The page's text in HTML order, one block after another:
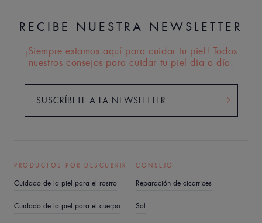
RECIBE NUESTRA NEWSLETTER
¡Siempre estamos aquí para cuidar tu piel! Todos
nuestros consejos para cuidar tu piel día a día.
SUSCRÍBETE A LA NEWSLETTER
PRODUCTOS POR DESCUBRIR
Cuidado de la piel para el rostro
Cuidado de la piel para el cuerpo
CONSEJO
Reparación de cicatrices
Sol